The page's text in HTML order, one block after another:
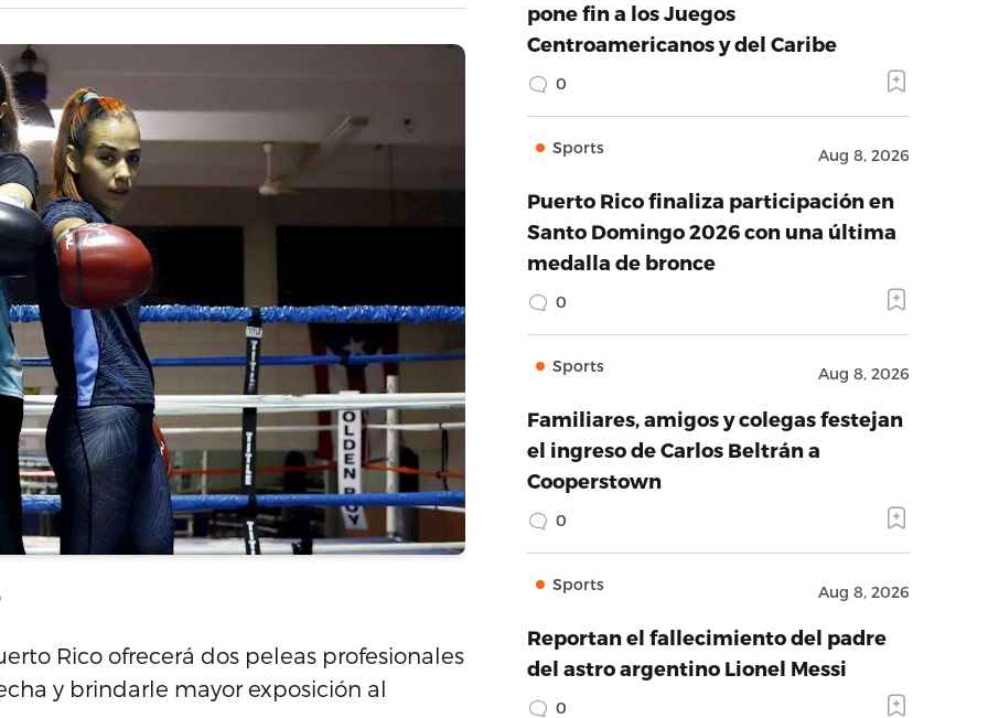
Rico ofrecerá dos peleas profesionales
y brindarle mayor exposición al
pone fin a los Juegos
Centroamericanos y del Caribe
0
Sports Aug 8, 2026
Puerto Rico finaliza participación en
Santo Domingo 2026 con una última
medalla de bronce
0
Sports Aug 8, 2026
Familiares, amigos y colegas festejan
el ingreso de Carlos Beltrán a
Cooperstown
0
Sports Aug 8, 2026
Reportan el fallecimiento del padre
del astro argentino Lionel Messi
0